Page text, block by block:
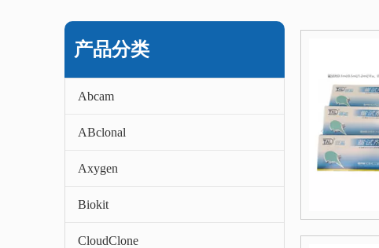
产品分类
Abcam
ABclonal
Axygen
Biokit
CloudClone